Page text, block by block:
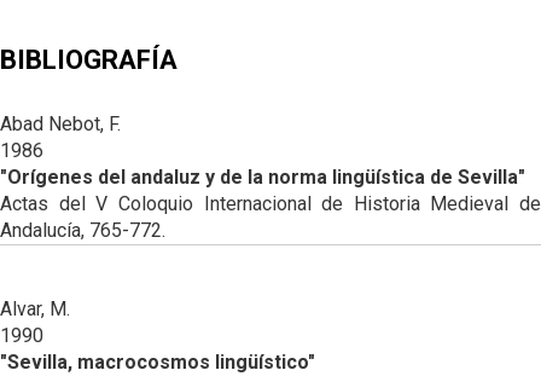
ANDALUCÍA
ANDALUZA
HISTÓRICA
DESCRIPCIÓN
DEL ANDALUZ /
FONOLOGÍA
BIBLIOGRAFÍA
Abad Nebot, F.
1986
"Orígenes del andaluz y de la norma lingüística de Sevilla"
Actas del V Coloquio Internacional de Historia Medieval de
Andalucía, 765-772.
Alvar, M.
1990
"Sevilla, macrocosmos lingüístico"